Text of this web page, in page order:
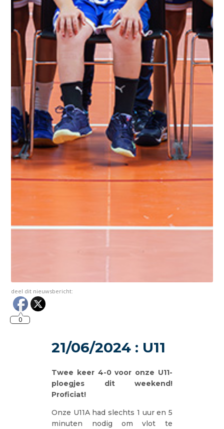
deel dit nieuwsbericht:
0
21/06/2024 : U11
Twee keer 4-0 voor onze U11-
ploegjes dit weekend!
Proficiat!
Onze U11A had slechts 1 uur en 5
minuten nodig om vlot te